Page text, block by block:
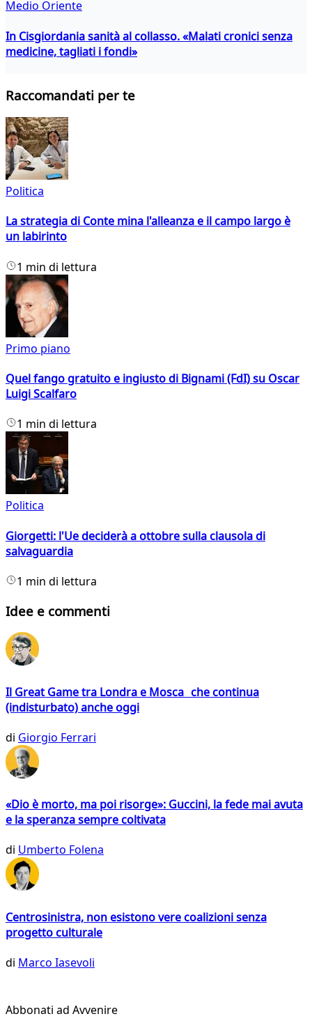
Medio Oriente
In Cisgiordania sanità al collasso. «Malati cronici senza
medicine, tagliati i fondi»
Raccomandati per te
Politica
La strategia di Conte mina l'alleanza e il campo largo è
un labirinto
1 min di lettura
Primo piano
Quel fango gratuito e ingiusto di Bignami (FdI) su Oscar
Luigi Scalfaro
1 min di lettura
Politica
Giorgetti: l'Ue deciderà a ottobre sulla clausola di
salvaguardia
1 min di lettura
Idee e commenti
Il Great Game tra Londra e Mosca che continua
(indisturbato) anche oggi
di Giorgio Ferrari
«Dio è morto, ma poi risorge»: Guccini, la fede mai avuta
e la speranza sempre coltivata
di Umberto Folena
Centrosinistra, non esistono vere coalizioni senza
progetto culturale
di Marco Iasevoli
Abbonati ad Avvenire